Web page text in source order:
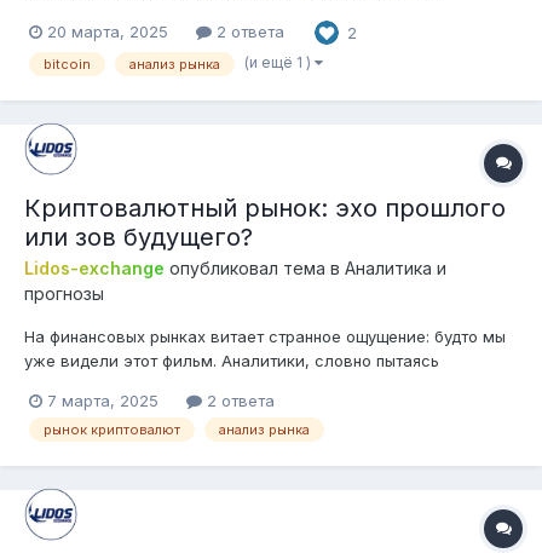
институциональные потоки указывают на улучшение
настроений. Множитель Майера остаётся ниже 1, что
20 марта, 2025 2 ответа 2
bitcoin анализ рынка (и ещё 1 )
Криптовалютный рынок: эхо прошлого
или зов будущего?
Lidos-exchange опубликовал тема в Аналитика и
прогнозы
На финансовых рынках витает странное ощущение: будто мы
уже видели этот фильм. Аналитики, словно пытаясь
ситуацию с прошлыми кризисами, особенно с торговыми
войнами времён Трампа. Они ищут ответ на главный вопрос:
7 марта, 2025 2 ответа
рынок криптовалют анализ рынка